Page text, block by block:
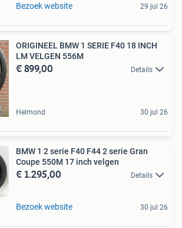
Bezoek website 29 jul 26
ORIGINEEL BMW 1 SERIE F40 18 INCH
LM VELGEN 556M
€ 899,00 Details
Helmond 30 jul 26
BMW 1 2 serie F40 F44 2 serie Gran
Coupe 550M 17 inch velgen
€ 1.295,00 Details
Bezoek website 30 jul 26